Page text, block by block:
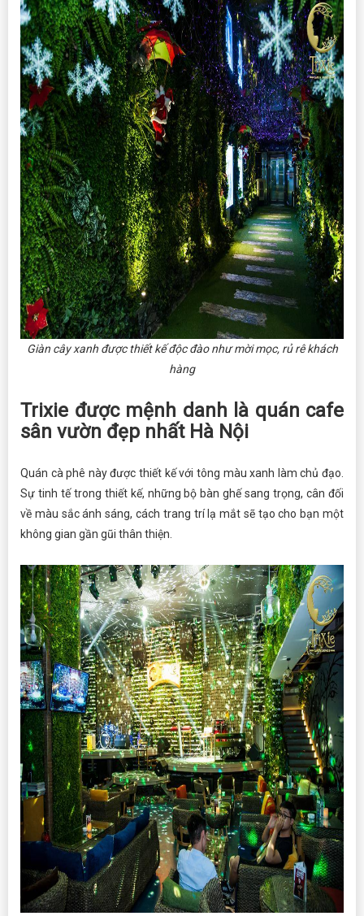
Giàn cây xanh được thiết kế độc đào như mời mọc, rủ rê khách
hàng
Trixie được mệnh danh là quán cafe
sân vườn đẹp nhất Hà Nội
Quán cà phê này được thiết kế với tông màu xanh làm chủ đạo.
Sự tinh tế trong thiết kế, những bộ bàn ghế sang trọng, cân đối
về màu sắc ánh sáng, cách trang trí lạ mắt sẽ tạo cho bạn một
không gian gần gũi thân thiện.